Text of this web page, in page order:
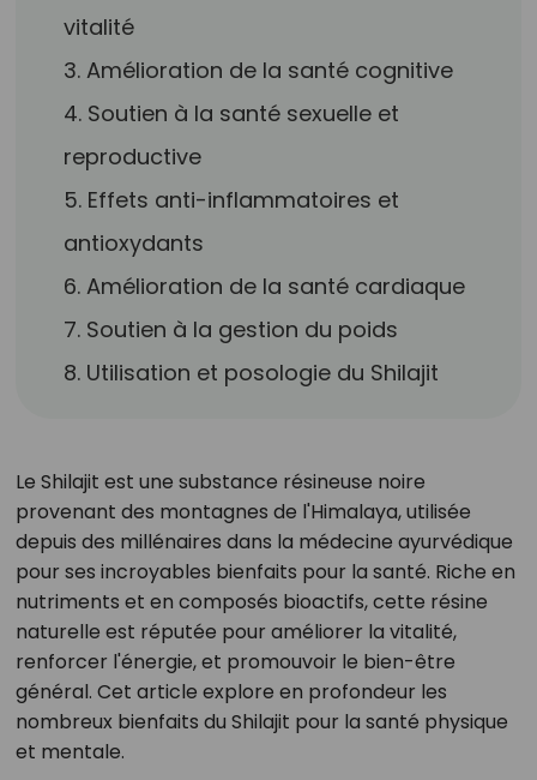
vitalité
3. Amélioration de la santé cognitive
4. Soutien à la santé sexuelle et
reproductive
5. Effets anti-inflammatoires et
antioxydants
6. Amélioration de la santé cardiaque
7. Soutien à la gestion du poids
8. Utilisation et posologie du Shilajit
Le Shilajit est une substance résineuse noire
provenant des montagnes de l'Himalaya, utilisée
depuis des millénaires dans la médecine ayurvédique
pour ses incroyables bienfaits pour la santé. Riche en
nutriments et en composés bioactifs, cette résine
naturelle est réputée pour améliorer la vitalité,
renforcer l'énergie, et promouvoir le bien-être
général. Cet article explore en profondeur les
nombreux bienfaits du Shilajit pour la santé physique
et mentale.